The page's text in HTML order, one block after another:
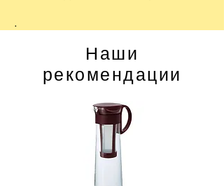
.
Наши
рекомендации